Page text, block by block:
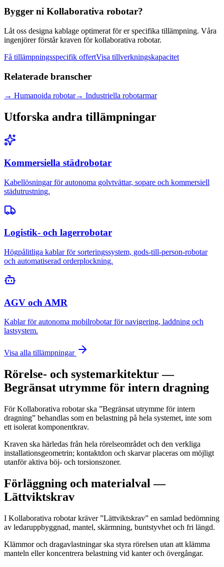
Bygger ni Kollaborativa robotar?
Låt oss designa kablage optimerat för er specifika tillämpning. Våra
ingenjörer förstår kraven för kollaborativa robotar.
Få tillämpningsspecifik offertVisa tillverkningskapacitet
Relaterade branscher
→ Humanoida robotar→ Industriella robotarmar
Utforska andra tillämpningar
Kommersiella städrobotar
Kabellösningar för autonoma golvtvättar, sopare och kommersiell
städutrustning.
Logistik- och lagerrobotar
Högpålitliga kablar för sorteringssystem, gods-till-person-robotar
och automatiserad orderplockning.
AGV och AMR
Kablar för autonoma mobilrobotar för navigering, laddning och
lastsystem.
Visa alla tillämpningar
Rörelse- och systemarkitektur —
Begränsat utrymme för intern dragning
För Kollaborativa robotar ska ”Begränsat utrymme för intern
dragning” behandlas som en belastning på hela systemet, inte som
ett isolerat komponentkrav.
Kraven ska härledas från hela rörelseområdet och den verkliga
installationsgeometrin; kontaktdon och skarvar placeras om möjligt
utanför aktiva böj- och torsionszoner.
Förläggning och materialval —
Lättviktskrav
I Kollaborativa robotar kräver ”Lättviktskrav” en samlad bedömning
av ledaruppbyggnad, mantel, skärmning, buntstyvhet och fri längd.
Klämmor och dragavlastningar ska styra rörelsen utan att klämma
manteln eller koncentrera belastning vid kanter och övergångar.